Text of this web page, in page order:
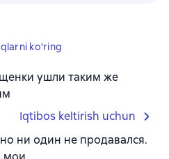
ko'ring
ушли таким же
Iqtibos keltirish uchun
ни один не продавался.